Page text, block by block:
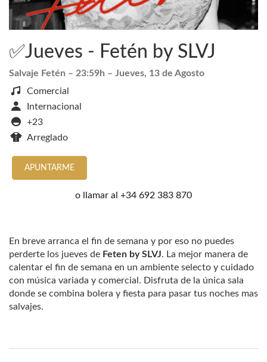
✅Jueves - Fetén by SLVJ
Salvaje Fetén – 23:59h – Jueves, 13 de Agosto
Comercial
Internacional
+23
Arreglado
APUNTARME
o llamar al +34 692 383 870
En breve arranca el fin de semana y por eso no puedes
perderte los jueves de Feten by SLVJ. La mejor manera de
calentar el fin de semana en un ambiente selecto y cuidado
con música variada y comercial. Disfruta de la única sala
donde se combina bolera y fiesta para pasar tus noches mas
salvajes.